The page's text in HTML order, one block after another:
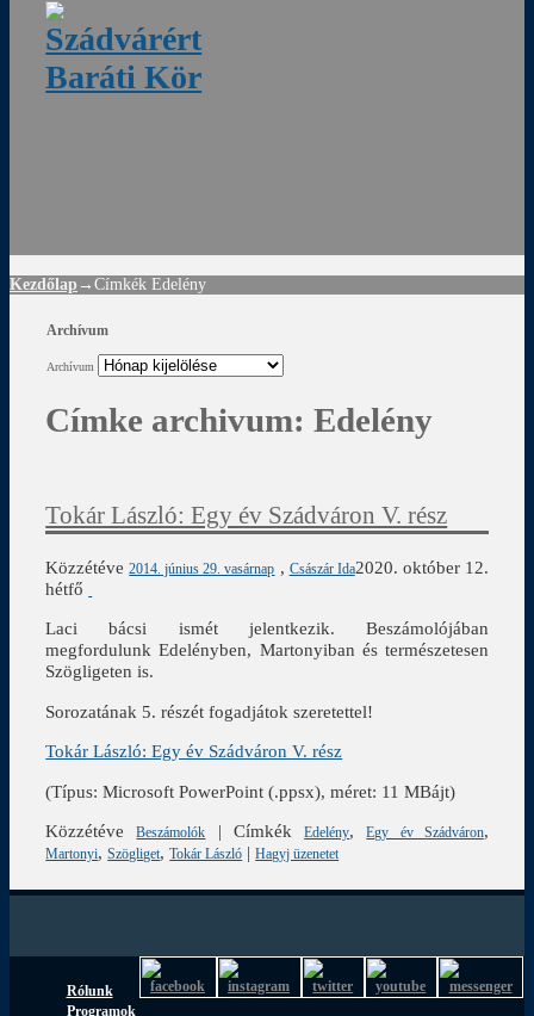
Kezdőlap →Címkék Edelény
Archívum
Archívum
Címke archivum:Edelény
Tokár László: Egy év Szádváron V. rész
Közzétéve2014. június 29. vasárnap , Császár Ida2020. október 12.
hétfő
Laci bácsi ismét jelentkezik. Beszámolójában
megfordulunk Edelényben, Martonyiban és természetesen
Szögligeten is.
Sorozatának 5. részét fogadjátok szeretettel!
Tokár László: Egy év Szádváron V. rész
(Típus: Microsoft PowerPoint (.ppsx), méret: 11 MBájt)
Közzétéve
Beszámolók | Címkék Edelény,Egy év Szádváron,
Martonyi,Szögliget,Tokár László |Hagyj üzenetet
Rólunk
Programok